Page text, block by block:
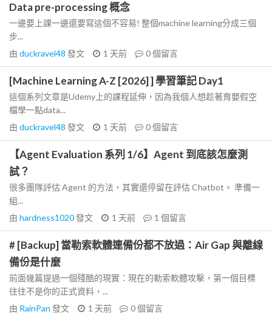
Data pre-processing 概念
一邊要上課一邊還要寫這個不容易! 整個machine learning分成三個
步...
由 duckravel48 發文 1 天前 0個留言
[Machine Learning A-Z [2026] ] 學習筆記 Day1
這個系列文章是Udemy上的課程延伸，因為我個人想趁著育嬰假空
檔學一點data...
由 duckravel48 發文 1 天前 0個留言
【Agent Evaluation 系列 1/6】Agent 到底該怎麼測
試？
很多團隊評估 Agent 的方法，其實還停留在評估 Chatbot。 準備一
組...
由 hardness1020發文 1 天前 1 個留言
# [Backup] 當勒索軟體連備份都不放過：Air Gap 與離線
備份是什麼
前面幾篇提過一個殘酷的現實：現在的勒索軟體攻擊，第一個目標
往往不是你的正式資料，...
由 RainPan 發文 1 天前 0個留言